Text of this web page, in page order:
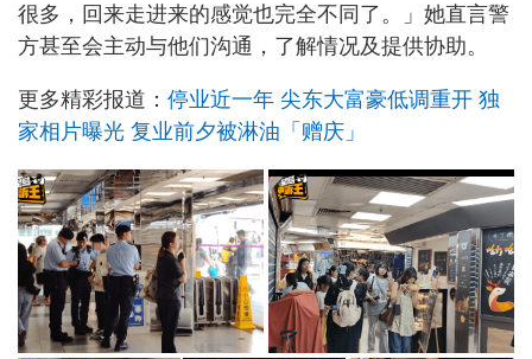
很多，回来走进来的感觉也完全不同了。」她直言警
方甚至会主动与他们沟通，了解情况及提供协助。
更多精彩报道： 停业近一年 尖东大富豪低调重开 独
家相片曝光 复业前夕被淋油「赠庆」